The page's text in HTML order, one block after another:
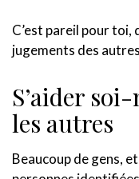
C’est pareil pour toi,
jugements des
S’aider
les autres
Beaucoup de gens,